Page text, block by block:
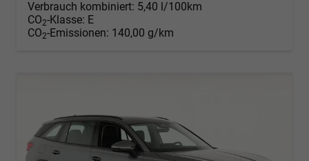
Verbrauch kombiniert: 5,40 l/100km
CO2-Klasse: E
CO2-Emissionen: 140,00 g/km